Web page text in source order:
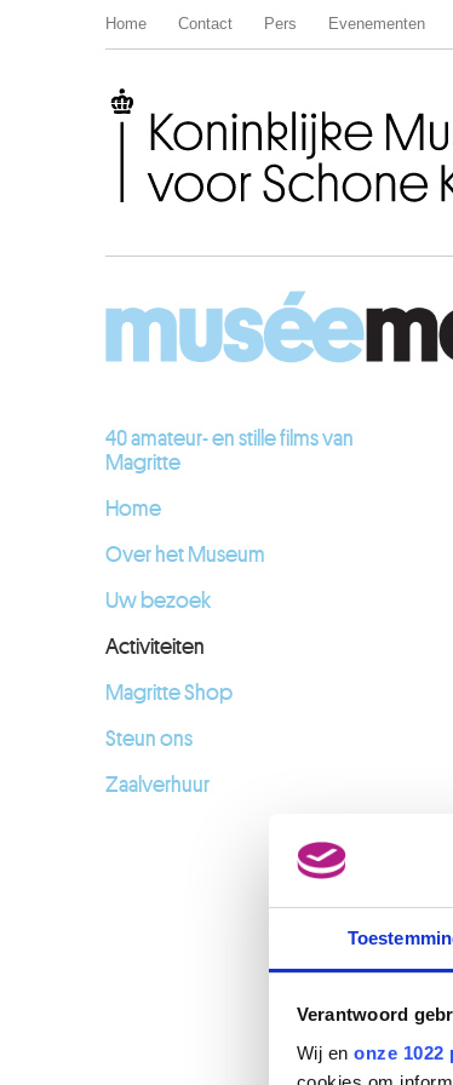
Verantwoord
Wij en onze 1022
Home Contact Pers Evenementen
40 amateur- en stille films van
Magritte
Home
Over het Museum
Uw bezoek
Activiteiten
Magritte Shop
Steun ons
Zaalverhuur